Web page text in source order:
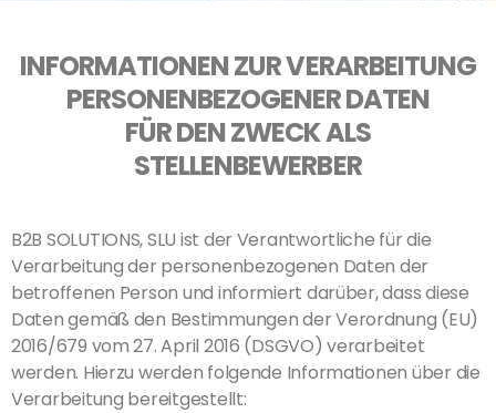
INFORMATIONEN ZUR VERARBEITUNG
PERSONENBEZOGENER DATEN
FÜR DEN ZWECK ALS
STELLENBEWERBER
B2B SOLUTIONS, SLU ist der Verantwortliche für die
Verarbeitung der personenbezogenen Daten der
betroffenen Person und informiert darüber, dass diese
Daten gemäß den Bestimmungen der Verordnung (EU)
2016/679 vom 27. April 2016 (DSGVO) verarbeitet
werden. Hierzu werden folgende Informationen über die
Verarbeitung bereitgestellt: